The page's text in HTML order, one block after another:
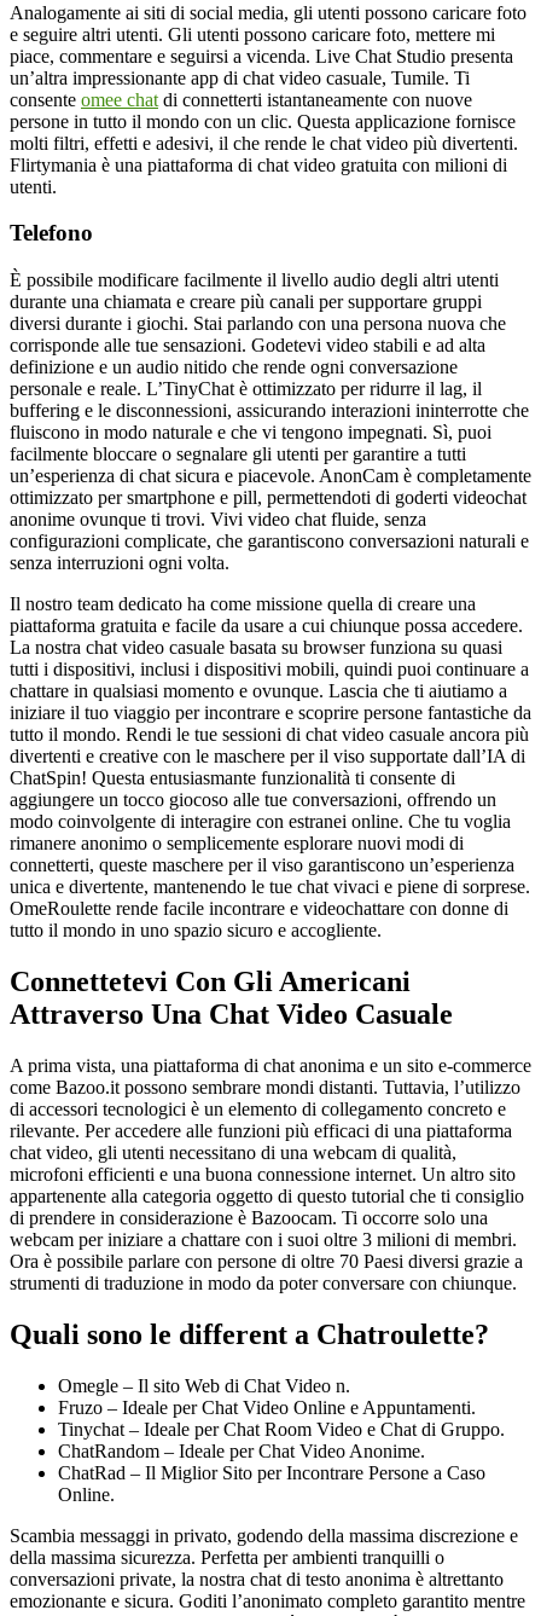
Analogamente ai siti di social media, gli utenti possono caricare foto
e seguire altri utenti. Gli utenti possono caricare foto, mettere mi
piace, commentare e seguirsi a vicenda. Live Chat Studio presenta
un’altra impressionante app di chat video casuale, Tumile. Ti
consente omee chat di connetterti istantaneamente con nuove
persone in tutto il mondo con un clic. Questa applicazione fornisce
molti filtri, effetti e adesivi, il che rende le chat video più divertenti.
Flirtymania è una piattaforma di chat video gratuita con milioni di
utenti.
Telefono
È possibile modificare facilmente il livello audio degli altri utenti
durante una chiamata e creare più canali per supportare gruppi
diversi durante i giochi. Stai parlando con una persona nuova che
corrisponde alle tue sensazioni. Godetevi video stabili e ad alta
definizione e un audio nitido che rende ogni conversazione
personale e reale. L’TinyChat è ottimizzato per ridurre il lag, il
buffering e le disconnessioni, assicurando interazioni ininterrotte che
fluiscono in modo naturale e che vi tengono impegnati. Sì, puoi
facilmente bloccare o segnalare gli utenti per garantire a tutti
un’esperienza di chat sicura e piacevole. AnonCam è completamente
ottimizzato per smartphone e pill, permettendoti di goderti videochat
anonime ovunque ti trovi. Vivi video chat fluide, senza
configurazioni complicate, che garantiscono conversazioni naturali e
senza interruzioni ogni volta.
Il nostro team dedicato ha come missione quella di creare una
piattaforma gratuita e facile da usare a cui chiunque possa accedere.
La nostra chat video casuale basata su browser funziona su quasi
tutti i dispositivi, inclusi i dispositivi mobili, quindi puoi continuare a
chattare in qualsiasi momento e ovunque. Lascia che ti aiutiamo a
iniziare il tuo viaggio per incontrare e scoprire persone fantastiche da
tutto il mondo. Rendi le tue sessioni di chat video casuale ancora più
divertenti e creative con le maschere per il viso supportate dall’IA di
ChatSpin! Questa entusiasmante funzionalità ti consente di
aggiungere un tocco giocoso alle tue conversazioni, offrendo un
modo coinvolgente di interagire con estranei online. Che tu voglia
rimanere anonimo o semplicemente esplorare nuovi modi di
connetterti, queste maschere per il viso garantiscono un’esperienza
unica e divertente, mantenendo le tue chat vivaci e piene di sorprese.
OmeRoulette rende facile incontrare e videochattare con donne di
tutto il mondo in uno spazio sicuro e accogliente.
Connettetevi Con Gli Americani
Attraverso Una Chat Video Casuale
A prima vista, una piattaforma di chat anonima e un sito e-commerce
come Bazoo.it possono sembrare mondi distanti. Tuttavia, l’utilizzo
di accessori tecnologici è un elemento di collegamento concreto e
rilevante. Per accedere alle funzioni più efficaci di una piattaforma
chat video, gli utenti necessitano di una webcam di qualità,
microfoni efficienti e una buona connessione internet. Un altro sito
appartenente alla categoria oggetto di questo tutorial che ti consiglio
di prendere in considerazione è Bazoocam. Ti occorre solo una
webcam per iniziare a chattare con i suoi oltre 3 milioni di membri.
Ora è possibile parlare con persone di oltre 70 Paesi diversi grazie a
strumenti di traduzione in modo da poter conversare con chiunque.
Quali sono le different a Chatroulette?
Omegle – Il sito Web di Chat Video n.
Fruzo – Ideale per Chat Video Online e Appuntamenti.
Tinychat – Ideale per Chat Room Video e Chat di Gruppo.
ChatRandom – Ideale per Chat Video Anonime.
ChatRad – Il Miglior Sito per Incontrare Persone a Caso
Online.
Scambia messaggi in privato, godendo della massima discrezione e
della massima sicurezza. Perfetta per ambienti tranquilli o
conversazioni private, la nostra chat di testo anonima è altrettanto
emozionante e sicura. Goditi l’anonimato completo garantito mentre